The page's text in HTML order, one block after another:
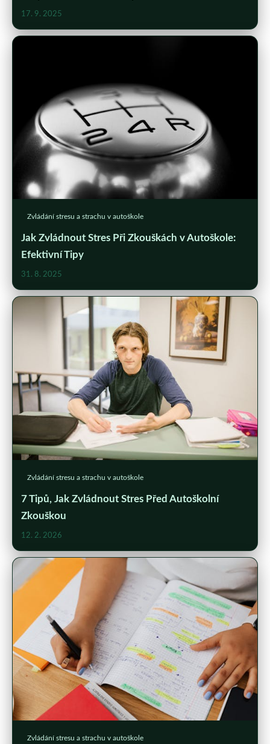
17. 9. 2025
Zvládání stresu a strachu v autoškole
Jak Zvládnout Stres Při Zkouškách v Autoškole:
Efektivní Tipy
31. 8. 2025
Zvládání stresu a strachu v autoškole
7 Tipů, Jak Zvládnout Stres Před Autoškolní
Zkouškou
12. 2. 2026
Zvládání stresu a strachu v autoškole